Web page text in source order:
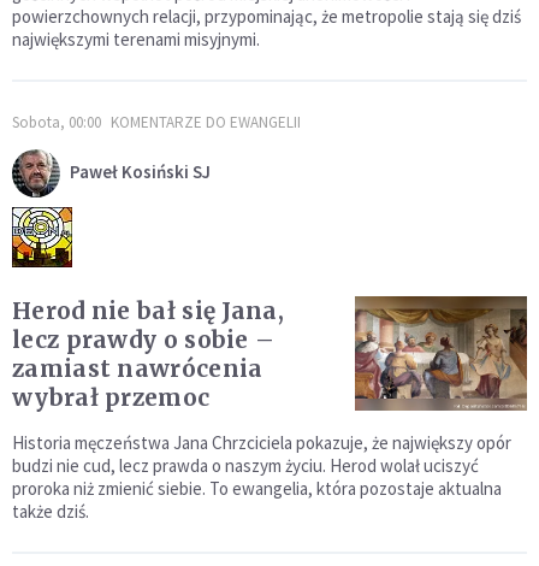
powierzchownych relacji, przypominając, że metropolie stają się dziś
największymi terenami misyjnymi.
Sobota, 00:00 KOMENTARZE DO EWANGELII
Paweł Kosiński SJ
Herod nie bał się Jana,
lecz prawdy o sobie –
zamiast nawrócenia
wybrał przemoc
Historia męczeństwa Jana Chrzciciela pokazuje, że największy opór
budzi nie cud, lecz prawda o naszym życiu. Herod wolał uciszyć
proroka niż zmienić siebie. To ewangelia, która pozostaje aktualna
także dziś.